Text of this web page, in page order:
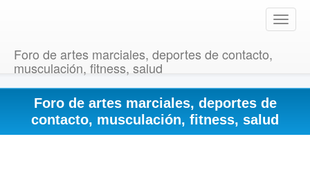
T
o
e
v
Foro de artes marciales, deportes de contacto,
musculación, fitness, salud
Foro de artes marciales, deportes de
contacto, musculación, fitness, salud